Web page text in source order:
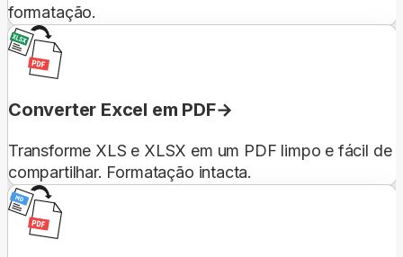
formatação.
Converter Excel em PDF
Transforme XLS e XLSX em um PDF limpo e fácil de
compartilhar. Formatação intacta.